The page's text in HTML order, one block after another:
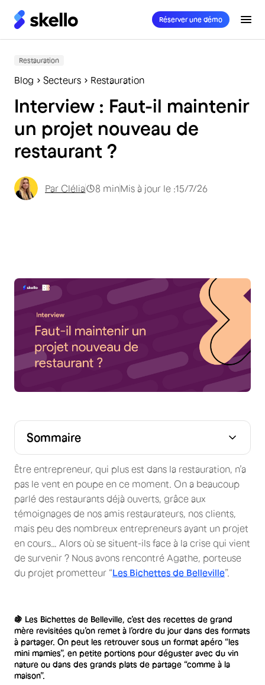
Réserver une démo
Restauration
Blog Secteurs Restauration
Interview : Faut-il maintenir
un projet nouveau de
restaurant ?
Par Clélia 8 minMis à jour le :15/7/26
Être entrepreneur, qui plus est dans la restauration, n’a
pas le vent en poupe en ce moment. On a beaucoup
parlé des restaurants déjà ouverts, grâce aux
témoignages de nos amis restaurateurs, nos clients,
mais peu des nombreux entrepreneurs ayant un projet
en cours… Alors où se situent-ils face à la crise qui vient
de survenir ? Nous avons rencontré Agathe, porteuse
du projet prometteur “Les Bichettes de Belleville”.
🍇 Les Bichettes de Belleville, c’est des recettes de grand
mère revisitées qu’on remet à l’ordre du jour dans des formats
à partager. On peut les retrouver sous un format apéro “les
mini mamies”, en petite portions pour déguster avec du vin
nature ou dans des grands plats de partage “comme à la
maison”.
Sommaire